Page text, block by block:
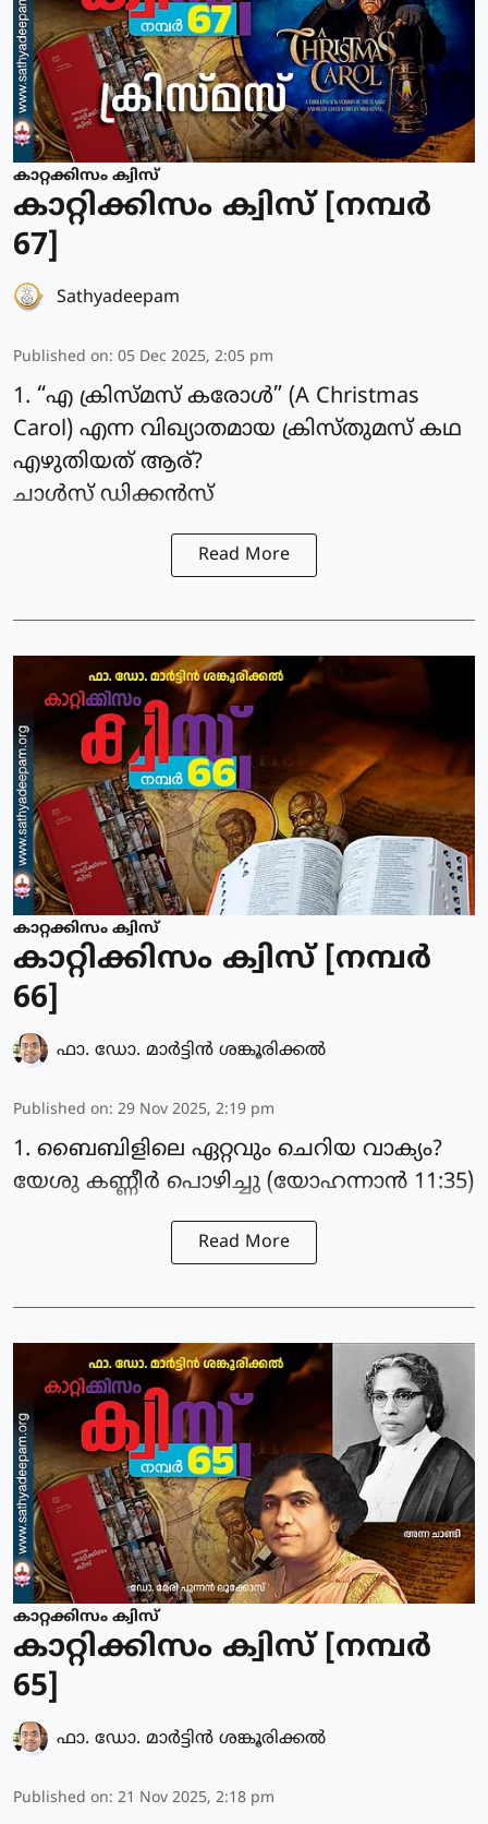
കാറ്റക്കിസം ക്വിസ്
കാറ്റിക്കിസം ക്വിസ് [നമ്പര്‍
67]
Sathyadeepam
Published on: 05 Dec 2025, 2:05 pm
1. “എ ക്രിസ്മസ് കരോൾ” (A Christmas
Carol) എന്ന വിഖ്യാതമായ ക്രിസ്തുമസ് കഥ
എഴുതിയത് ആര്?
ചാൾസ് ഡിക്കൻസ്
Read More
കാറ്റക്കിസം ക്വിസ്
കാറ്റിക്കിസം ക്വിസ് [നമ്പര്‍
66]
ഫാ. ഡോ. മാര്‍ട്ടിന്‍ ശങ്കൂരിക്കല്‍
Published on: 29 Nov 2025, 2:19 pm
1. ബൈബിളിലെ ഏറ്റവും ചെറിയ വാക്യം?
യേശു കണ്ണീർ പൊഴിച്ചു (യോഹന്നാൻ 11:35)
Read More
കാറ്റക്കിസം ക്വിസ്
കാറ്റിക്കിസം ക്വിസ് [നമ്പര്‍
65]
ഫാ. ഡോ. മാര്‍ട്ടിന്‍ ശങ്കൂരിക്കല്‍
Published on: 21 Nov 2025, 2:18 pm